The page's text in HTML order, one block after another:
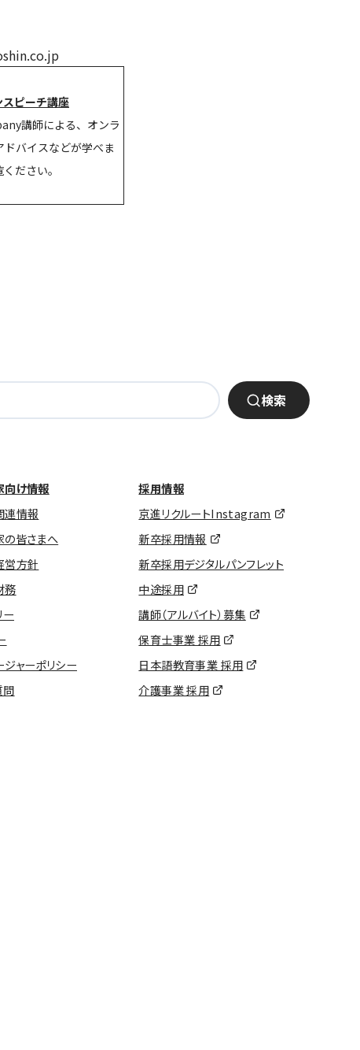
ピーチ講座
講師による、オンラ
バイスなどが学べま
ださい。
検索
向け情報
連情報
の皆さまへ
営方針
務
ー
ジャーポリシー
問
採用情報
京進リクルートInstagram
新卒採用情報
新卒採用デジタルパンフレット
中途採用
講師（アルバイト）募集
保育士事業 採用
日本語教育事業 採用
介護事業 採用